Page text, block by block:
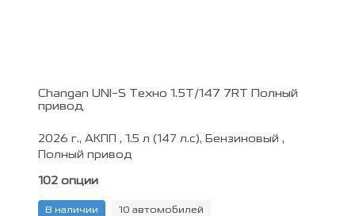
Changan UNI-S Техно 1.5T/147 7RT Полный
привод
2026 г., АКПП , 1.5 л (147 л.с), Бензиновый ,
Полный привод
102 опции
В наличии 10 автомобилей